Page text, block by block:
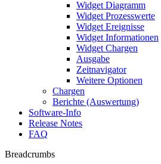
Widget Diagramm
Widget Prozesswerte
Widget Ereignisse
Widget Informationen
Widget Chargen
Ausgabe
Zeitnavigator
Weitere Optionen
Chargen
Berichte (Auswertung)
Software-Info
Release Notes
FAQ
Breadcrumbs